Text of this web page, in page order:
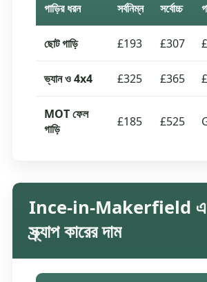
গাড়ির ধরন সর্বনিম্ন সর্বোচ্চ
ছোট গাড়ি £193 £307
ভ্যান ও 4x4 £325 £365
MOT ফেল
গাড়ি
£185 £525
Ince-in-Makerfield এ
স্ক্র্যাপ কারের দাম